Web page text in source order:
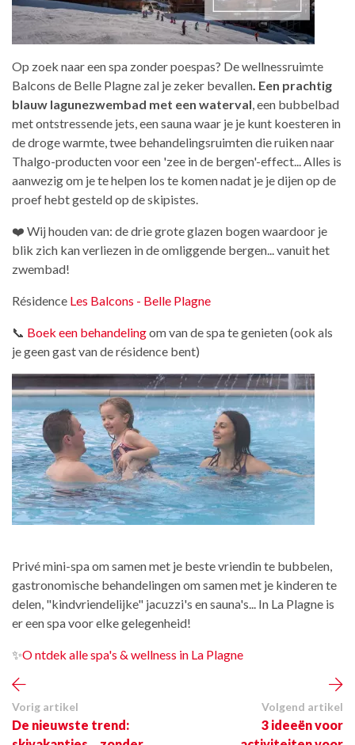
Op zoek naar een spa zonder poespas? De wellnessruimte
Balcons de Belle Plagne zal je zeker bevallen. Een prachtig
blauw lagunezwembad met een waterval, een bubbelbad
met ontstressende jets, een sauna waar je je kunt koesteren in
de droge warmte, twee behandelingsruimten die ruiken naar
Thalgo-producten voor een 'zee in de bergen'-effect... Alles is
aanwezig om je te helpen los te komen nadat je je dijen op de
proef hebt gesteld op de skipistes.
❤️ Wij houden van: de drie grote glazen bogen waardoor je
blik zich kan verliezen in de omliggende bergen... vanuit het
zwembad!
Résidence Les Balcons - Belle Plagne
📞 Boek een behandelingom van de spa te genieten (ook als
je geen gast van de résidence bent)
Privé mini-spa om samen met je beste vriendin te bubbelen,
gastronomische behandelingen om samen met je kinderen te
delen, "kindvriendelijke" jacuzzi's en sauna's... In La Plagne is
er een spa voor elke gelegenheid!
✨Ontdek alle spa's & wellness in La Plagne
Vorig artikel
De nieuwste trend:
Volgend artikel
3 ideeën voor